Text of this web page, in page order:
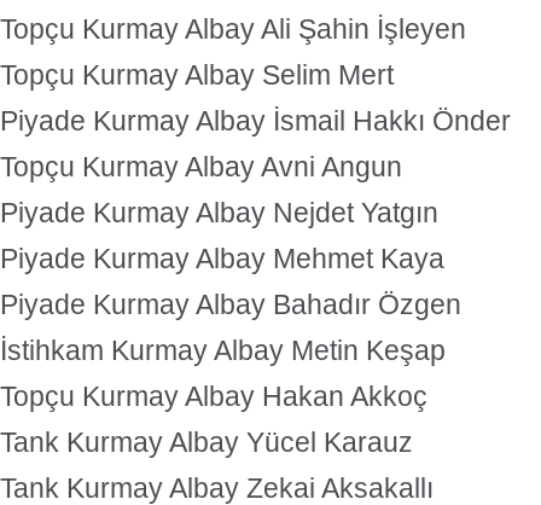
Topçu Kurmay Albay Ali Şahin İşleyen
Topçu Kurmay Albay Selim Mert
Piyade Kurmay Albay İsmail Hakkı Önder
Topçu Kurmay Albay Avni Angun
Piyade Kurmay Albay Nejdet Yatgın
Piyade Kurmay Albay Mehmet Kaya
Piyade Kurmay Albay Bahadır Özgen
İstihkam Kurmay Albay Metin Keşap
Topçu Kurmay Albay Hakan Akkoç
Tank Kurmay Albay Yücel Karauz
Tank Kurmay Albay Zekai Aksakallı